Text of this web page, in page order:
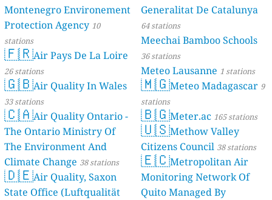
Montenegro Environement
Protection Agency 10
stations
🇫🇷Air Pays De La Loire
26 stations
🇬🇧Air Quality In Wales
33 stations
🇨🇦Air Quality Ontario -
The Ontario Ministry Of
The Environment And
Climate Change 38 stations
🇩🇪Air Quality, Saxon
State Office (Luftqualität
Generalitat De Catalunya
64 stations
Meechai Bamboo Schools
36 stations
Meteo Lausanne 1 stations
🇲🇬Meteo Madagascar 9
stations
🇧🇬Meter.ac 165 stations
🇺🇸Methow Valley
Citizens Council 38 stations
🇪🇨Metropolitan Air
Monitoring Network Of
Quito Managed By